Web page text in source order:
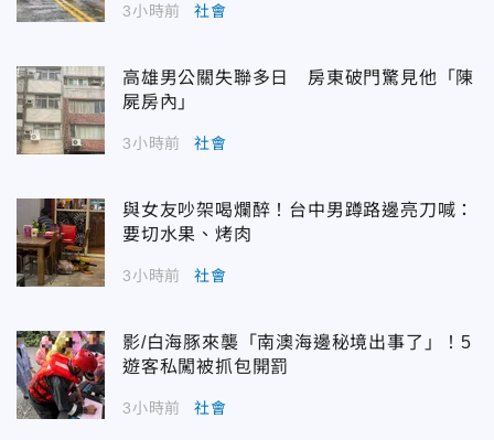
3小時前 社會
高雄男公關失聯多日 房東破門驚見他「陳
屍房內」
3小時前 社會
與女友吵架喝爛醉！台中男蹲路邊亮刀喊：
要切水果、烤肉
3小時前 社會
影/白海豚來襲「南澳海邊秘境出事了」！5
遊客私闖被抓包開罰
3小時前 社會